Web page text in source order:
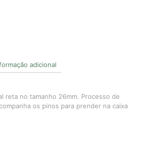
adicional
reta no tamanho 26mm. Processo de
os pinos para prender na caixa